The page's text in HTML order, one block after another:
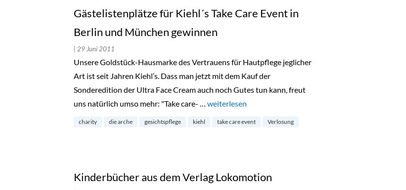
Gästelistenplätze für Kiehl´s Take Care Event in
Berlin und München gewinnen
| 29 Juni 2011
Unsere Goldstück-Hausmarke des Vertrauens für Hautpflege jeglicher
Art ist seit Jahren Kiehl’s. Dass man jetzt mit dem Kauf der
Sonderedition der Ultra Face Cream auch noch Gutes tun kann, freut
uns natürlich umso mehr: "Take care- … „Gästelistenplätze für Kiehl´s Take Care Event in Berlin
weiterlesen
charity die arche gesichtspflege kiehl take care event Verlosung
Kinderbücher aus dem Verlag Lokomotion